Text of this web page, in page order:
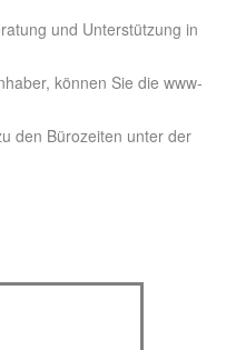
und Unterstützung in
können Sie die www-
den Bürozeiten unter der